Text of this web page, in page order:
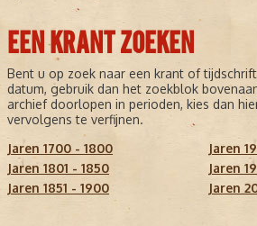
EEN KRANT ZOEKEN
Bent u op zoek naar een krant of
datum, gebruik dan het zoekblok
archief doorlopen in perioden, kies dan
vervolgens te verfijnen.
Jaren 1700 - 1800
Jaren 1801 - 1850
Jaren 1851 - 1900
Jaren
Jaren
Jaren